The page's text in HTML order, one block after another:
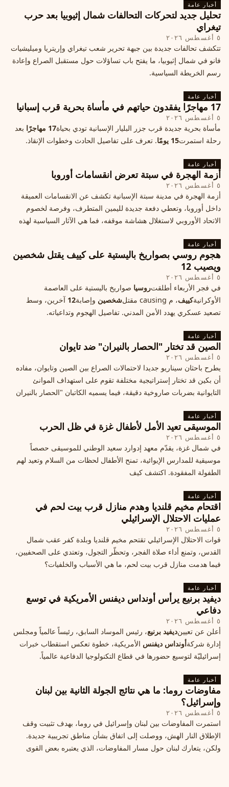
أخبار عامة
تحليل جديد لتحركات التحالفات شمال إثيوبيا بعد حرب
تيغراي
٥ أغسطس ٢٠٢٦
تتكشف تحالفات جديدة بين جبهة تحرير شعب تيغراي وإريتريا وميليشيات
فانو في شمال إثيوبيا، ما يفتح باب تساؤلات حول مستقبل الصراع وإعادة
رسم الخريطة السياسية.
أخبار عامة
17 مهاجرًا يفقدون حياتهم في مأساة بحرية قرب إسبانيا
٥ أغسطس ٢٠٢٦
مأساة بحرية جديدة قرب جزر البليار الإسبانية تودي بحياة17 مهاجرًا
بعد
رحلة استمرت15 يومًا . تعرف على تفاصيل الحادث وخطوات الإنقاذ.
أخبار عامة
أزمة الهجرة في سبتة تعرض انقسامات أوروبا
٥ أغسطس ٢٠٢٦
أزمة الهجرة في مدينة سبتة الإسبانية تكشف عن الانقسامات العميقة
داخل أوروبا، وتعطي دفعة جديدة لليمين المتطرف، وفرصة لخصوم
الاتحاد الأوروبي لاستغلال هشاشة موقفه، فما هي الآثار السياسية لهذه
أخبار عامة
هجوم روسي بصواريخ باليستية على كييف يقتل شخصين
ويصيب 12
٥ أغسطس ٢٠٢٦
في فجر الأربعاء أطلقتروسيا صواريخ باليستية على العاصمة
الأوكرانيةكييف، م causing مقتل شخصين وإصابة12 آخرين، وسط
تصعيد عسكري يهدد الأمن المدني. تفاصيل الهجوم وتداعياته.
أخبار عامة
الصين قد تختار "الحصار بالنيران" ضد تايوان
٥ أغسطس ٢٠٢٦
يطرح باحثان سيناريو جديدا لاحتمالات الصراع بين الصين وتايوان، مفاده
أن بكين قد تختار إستراتيجية مختلفة تقوم على استهداف الموانئ
التايوانية بضربات صاروخية دقيقة، فيما يسميه الكاتبان "الحصار بالنيران
أخبار عامة
الموسيقى تعيد الأمل لأطفال غزة في ظل الحرب
٥ أغسطس ٢٠٢٦
في شمال غزة، يقدّم معهد إدوارد سعيد الوطني للموسيقى حصصاً
موسيقية للمدارس الإيوائية، تمنح الأطفال لحظات من السلام وتعيد لهم
الطفولة المفقودة. اكتشف كيف
أخبار عامة
اقتحام مخيم قلنديا وهدم منازل قرب بيت لحم في
عمليات الاحتلال الإسرائيلي
٥ أغسطس ٢٠٢٦
قوات الاحتلال الإسرائيلي تقتحم مخيم قلنديا وبلدة كفر عقب شمال
القدس، وتمنع أداء صلاة الفجر، وتحظّر التجول، وتعتدي على الصحفيين،
فيما هدمت منازل قرب بيت لحم، ما هي الأسباب والخلفيات؟
أخبار عامة
ديفيد برنيع يرأس أونداس ديفنس الأمريكية في توسع
دفاعي
٥ أغسطس ٢٠٢٦
أعلن عن تعيينديفيد برنيع، رئيس الموساد السابق، رئيساً عالمياً ومجلس
إدارة شركةأونداس ديفنس الأمريكية، خطوة تعكس استقطاب خبرات
إسرائيليّة لتوسيع حضورها في قطاع التكنولوجيا الدفاعية عالمياً.
أخبار عامة
مفاوضات روما: ما هي نتائج الجولة الثانية بين لبنان
وإسرائيل؟
٥ أغسطس ٢٠٢٦
استمرت المفاوضات بين لبنان وإسرائيل في روما، بهدف تثبيت وقف
الإطلاق النار الهش، ووصلت إلى اتفاق بشأن مناطق تجريبية جديدة.
ولكن، يتعارك لبنان حول مسار المفاوضات، الذي يعتبره بعض القوى